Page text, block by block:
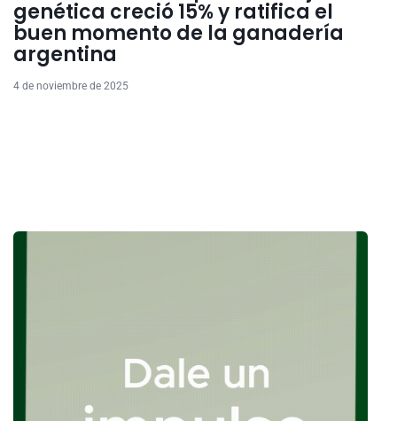
genética creció 15% y ratifica el
buen momento de la ganadería
argentina
4 de noviembre de 2025